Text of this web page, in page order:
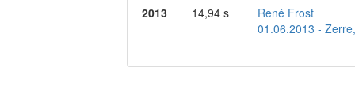
2013
14,94 s
René Frost
01.06.2013 -